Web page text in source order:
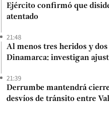
Ejército confirmó que
atentado
21:48
Al menos tres heridos y
Dinamarca: investigan
21:39
Derrumbe mantendrá
desvíos de tránsito entre